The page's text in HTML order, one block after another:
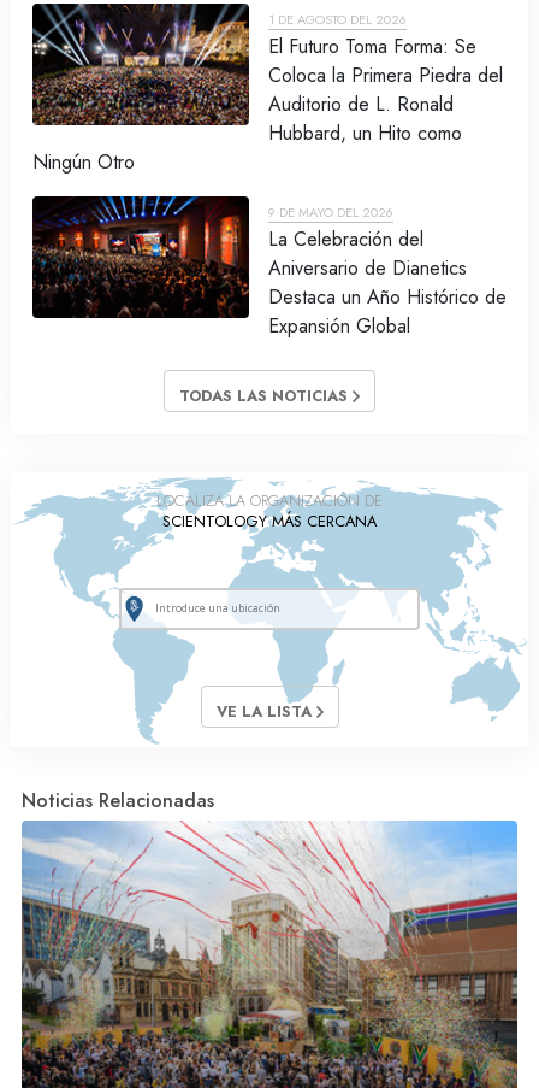
1 DE AGOSTO DEL 2026
El Futuro Toma Forma: Se
Coloca la Primera Piedra del
Auditorio de L. Ronald
Hubbard, un Hito como
Ningún Otro
9 DE MAYO DEL 2026
La Celebración del
Aniversario de Dianetics
Destaca un Año Histórico de
Expansión Global
TODAS LAS NOTICIAS
LOCALIZA LA ORGANIZACIÓN DE
SCIENTOLOGY MÁS CERCANA
VE LA LISTA
Noticias Relacionadas